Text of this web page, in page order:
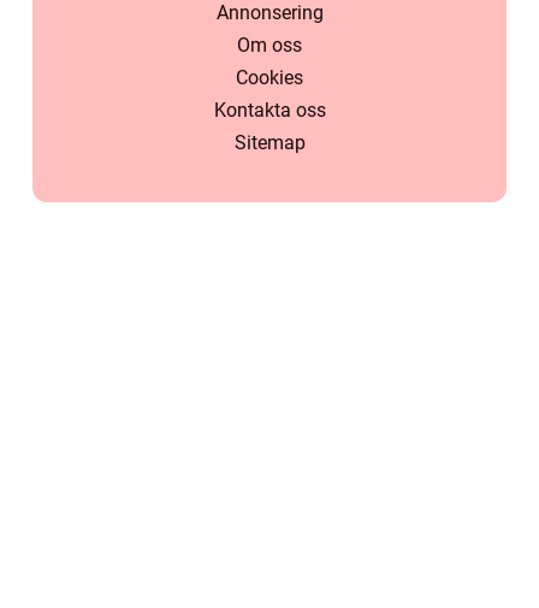
Annonsering
Om oss
Cookies
Kontakta oss
Sitemap